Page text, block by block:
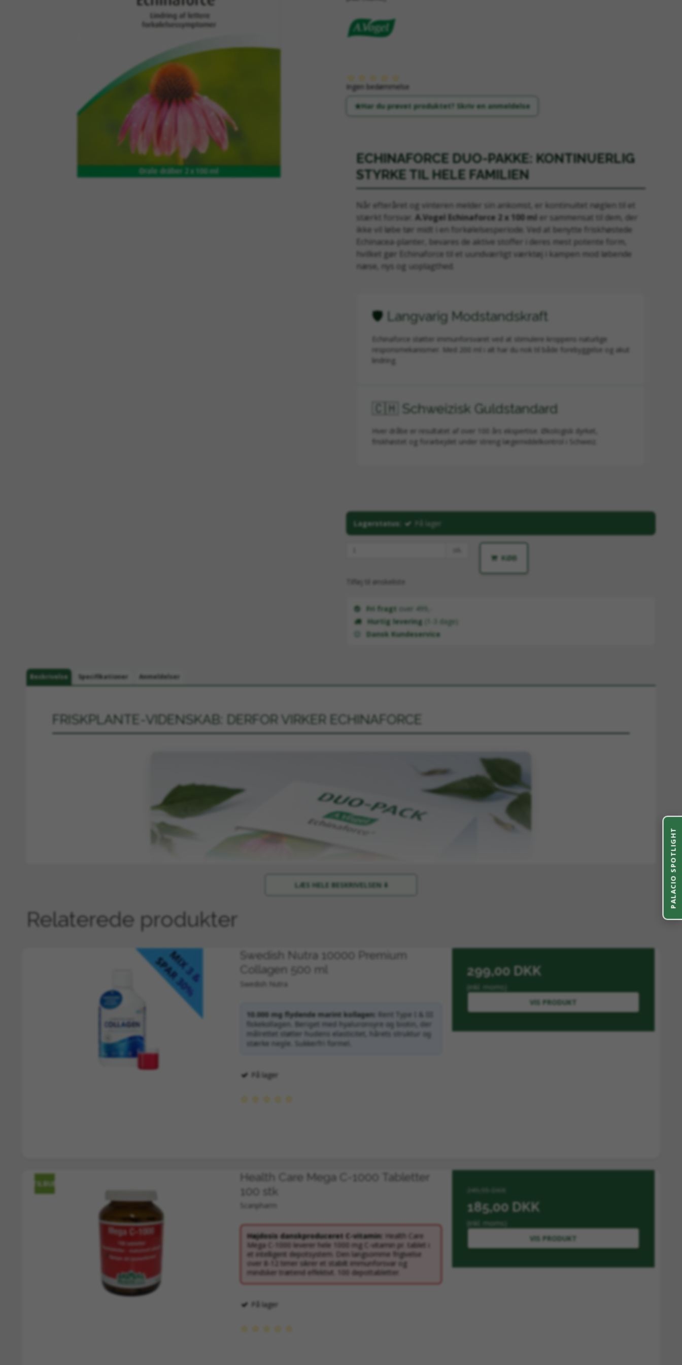
Ingen bedømmelse
Har du prøvet produktet? Skriv en anmeldelse
ECHINAFORCE DUO-PAKKE: KONTINUERLIG
STYRKE TIL HELE FAMILIEN
Når efteråret og vinteren melder sin ankomst, er kontinuitet nøglen til et
stærkt forsvar. A.Vogel Echinaforce 2 x 100 ml er sammensat til dem, der
ikke vil løbe tør midt i en forkølelsesperiode. Ved at benytte friskhøstede
Echinacea-planter, bevares de aktive stoffer i deres mest potente form,
hvilket gør Echinaforce til et uundværligt værktøj i kampen mod løbende
næse, nys og uoplagthed.
🛡️ Langvarig Modstandskraft
Echinaforce støtter immunforsvaret ved at stimulere kroppens naturlige
responsmekanismer. Med 200 ml i alt har du nok til både forebyggelse og akut
lindring.
🇨🇭 Schweizisk Guldstandard
Hver dråbe er resultatet af over 100 års ekspertise. Økologisk dyrket,
friskhøstet og forarbejdet under streng lægemiddelkontrol i Schweiz.
Lagerstatus: På lager
KØB
Tilføj til ønskeliste
Fri fragt
over 499,-
Hurtig levering (1-3 dage)
Dansk Kundeservice
Beskrivelse Specifikationer Anmeldelser
FRISKPLANTE-VIDENSKAB: DERFOR VIRKER ECHINAFORCE
Forskellen på almindelig Echinacea og A.Vogel Echinaforceligger i selve processen. De fleste ekstrakter laves på tørrede planter, hvor mange af de flygtige, aktive stoffer
forsvinder. A.Vogel høster planterne på deres biologiske højdepunkt og lægger dem i udtræksvæske inden for 24 timer. Dette sikrer en matrix af alkydamider, cikoriesyre og
bioflavonoider, der er identisk med den levende plante og optimerer kroppens naturlige modstandskraft.
"Ved at vælge duo-pakken investerer du i familiens velvære. Det er biotherapeutisk præcision, der støtter kroppens evne til
Echinacea purpurea, herba
Echinacea purpurea, radix 45 mg friskrod-ekstrakt
Total volumen (Duo-pak) 200 ml (2 x 100 ml)
LÆS HELE BESKRIVELSEN ⬇️
Relaterede produkter
Swedish Nutra 10000 Premium
Collagen 500 ml
Swedish Nutra
10.000 mg flydende marint kollagen: Rent Type I & III
fiskekollagen. Beriget med hyaluronsyre og biotin, der
målrettet støtter hudens elasticitet, hårets struktur og
stærke negle. Sukkerfri formel.
På lager
299,00 DKK
(inkl. moms)
VIS PRODUKT
TILBUD
Health Care Mega C-1000 Tabletter
100 stk
Scanpharm
Højdosis danskproduceret C-vitamin: Health Care
Mega C-1000 leverer hele 1000 mg C-vitamin pr. tablet i
et intelligent depotsystem. Den langsomme frigivelse
over 8-12 timer sikrer et stabilt immunforsvar og
mindsker trætend effektivt. 100 depottabletter.
På lager
249,95 DKK
185,00 DKK
(inkl. moms)
VIS PRODUKT
PALACIO SPOTLIGHT